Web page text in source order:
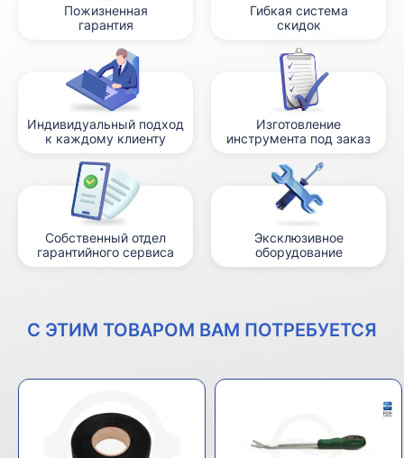
Пожизненная
гарантия
Гибкая система
скидок
Индивидуальный подход
к каждому клиенту
Изготовление
инструмента под заказ
Собственный отдел
гарантийного сервиса
Эксклюзивное
оборудование
С ЭТИМ ТОВАРОМ ВАМ ПОТРЕБУЕТСЯ